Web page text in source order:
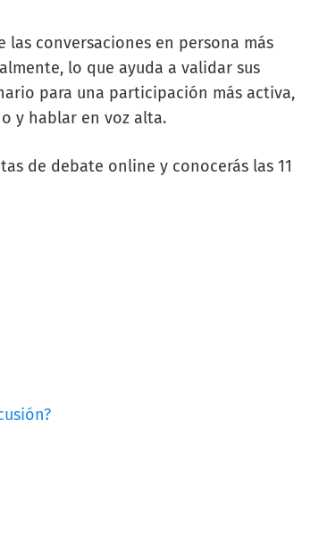
conversaciones en persona más
lo que ayuda a validar sus
para una participación más activa,
y hablar en voz alta.
de debate online y conocerás las 11